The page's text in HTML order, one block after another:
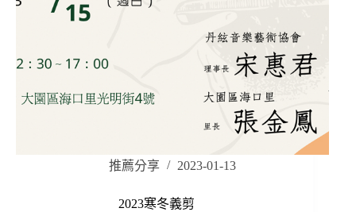
推薦分享 2023-01-13
2023寒冬義剪